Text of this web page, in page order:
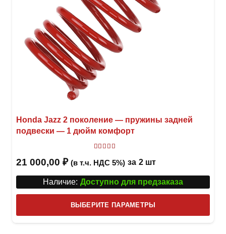
Honda Jazz 2 поколение — пружины задней
подвески — 1 дюйм комфорт
21 000,00 ₽ (в т.ч. НДС 5%) за 2 шт
Наличие: Доступно для предзаказа
ВЫБЕРИТЕ ПАРАМЕТРЫ
товар